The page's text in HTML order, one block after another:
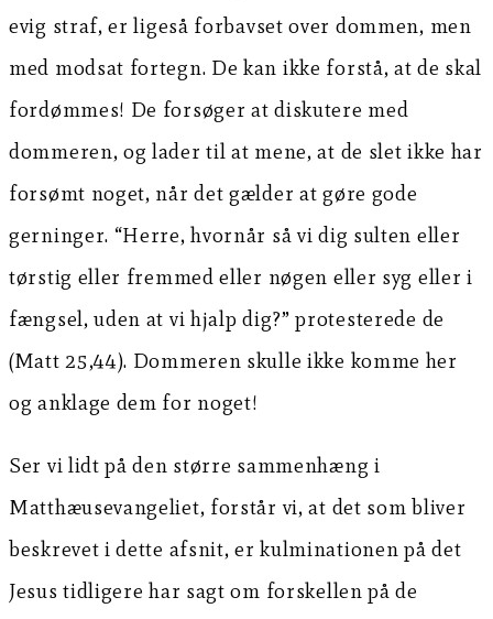
evig straf, er ligeså forbavset over dommen, men
med modsat fortegn. De kan ikke forstå, at de skal
fordømmes! De forsøger at diskutere med
dommeren, og lader til at mene, at de slet ikke har
forsømt noget, når det gælder at gøre gode
gerninger. “Herre, hvornår så vi dig sulten eller
tørstig eller fremmed eller nøgen eller syg eller i
fængsel, uden at vi hjalp dig?” protesterede de
(Matt 25,44). Dommeren skulle ikke komme her
og anklage dem for noget!
Ser vi lidt på den større sammenhæng i
Matthæusevangeliet, forstår vi, at det som bliver
beskrevet i dette afsnit, er kulminationen på det
Jesus tidligere har sagt om forskellen på de